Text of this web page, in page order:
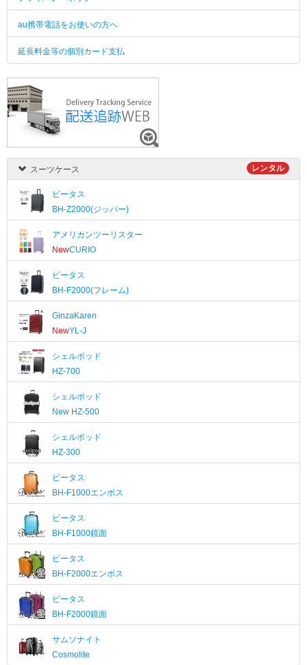
au携帯電話をお使いの方へ
延長料金等の個別カード支払
スーツケース レンタル
ビータス
BH-Z2000(ジッパー)
アメリカンツーリスター
NewCURIO
ビータス
BH-F2000(フレーム)
GinzaKaren
NewYL-J
シェルポッド
HZ-700
シェルポッド
New HZ-500
シェルポッド
HZ-300
ビータス
BH-F1000エンボス
ビータス
BH-F1000鏡面
ビータス
BH-F2000エンボス
ビータス
BH-F2000鏡面
サムソナイト
Cosmolite